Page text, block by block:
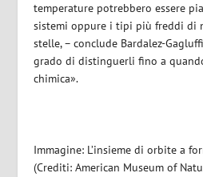
temperature potrebbero essere
sistemi oppure i tipi più freddi di
stelle, – conclude Bardalez-
grado di distinguerli fino a
chimica».
Immagine: L’insieme di orbite a
(Crediti: American Museum of